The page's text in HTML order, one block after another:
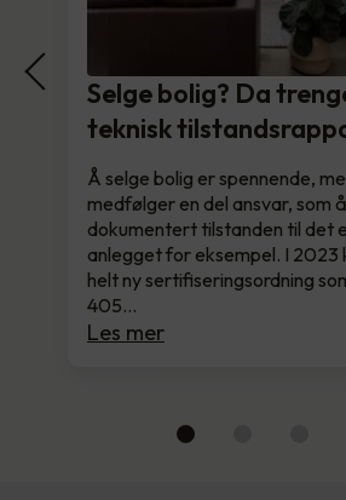
Selge bolig? Da
teknisk
Å selge bolig er spennende,
medfølger en del ansvar, som
dokumentert tilstanden til det
anlegget for eksempel. I 2023
helt ny sertifiseringsordning
405…
Les mer